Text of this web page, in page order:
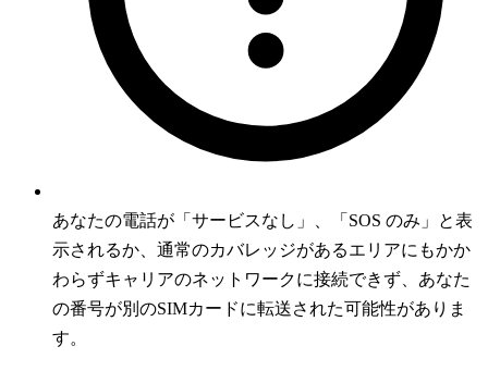
あなたの電話が「サービスなし」、「SOS のみ」と表
示されるか、通常のカバレッジがあるエリアにもかか
わらずキャリアのネットワークに接続できず、あなた
の番号が別のSIMカードに転送された可能性がありま
す。